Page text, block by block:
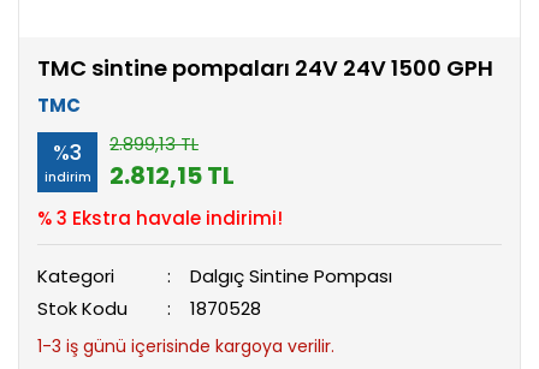
TMC sintine pompaları 24V 24V 1500 GPH
TMC
%3
indirim
2.899,13 TL
2.812,15 TL
% 3 Ekstra havale indirimi!
Kategori
Dalgıç Sintine Pompası
Stok Kodu
1870528
1-3 iş günü içerisinde kargoya verilir.